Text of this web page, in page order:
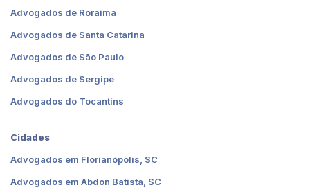
Advogados de Roraima
Advogados de Santa Catarina
Advogados de São Paulo
Advogados de Sergipe
Advogados do Tocantins
Cidades
Advogados em Florianópolis, SC
Advogados em Abdon Batista, SC